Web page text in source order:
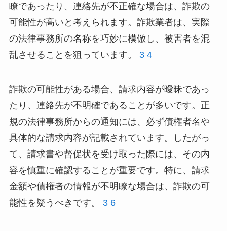
瞭であったり、連絡先が不正確な場合は、詐欺の
可能性が高いと考えられます。詐欺業者は、実際
の法律事務所の名称を巧妙に模倣し、被害者を混
乱させることを狙っています。 3 4
詐欺の可能性がある場合、請求内容が曖昧であっ
たり、連絡先が不明確であることが多いです。正
規の法律事務所からの通知には、必ず債権者名や
具体的な請求内容が記載されています。したがっ
て、請求書や督促状を受け取った際には、その内
容を慎重に確認することが重要です。特に、請求
金額や債権者の情報が不明瞭な場合は、詐欺の可
能性を疑うべきです。 3 6